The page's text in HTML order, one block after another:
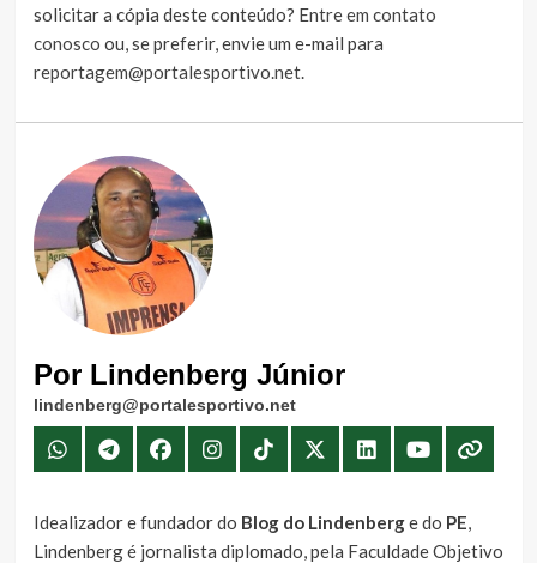
solicitar a cópia deste conteúdo? Entre em contato
conosco ou, se preferir, envie um e-mail para
reportagem@portalesportivo.net.
Por Lindenberg Júnior
lindenberg@portalesportivo.net
Idealizador e fundador do Blog do Lindenberge do PE
Lindenberg é jornalista diplomado, pela Faculdade Objetivo